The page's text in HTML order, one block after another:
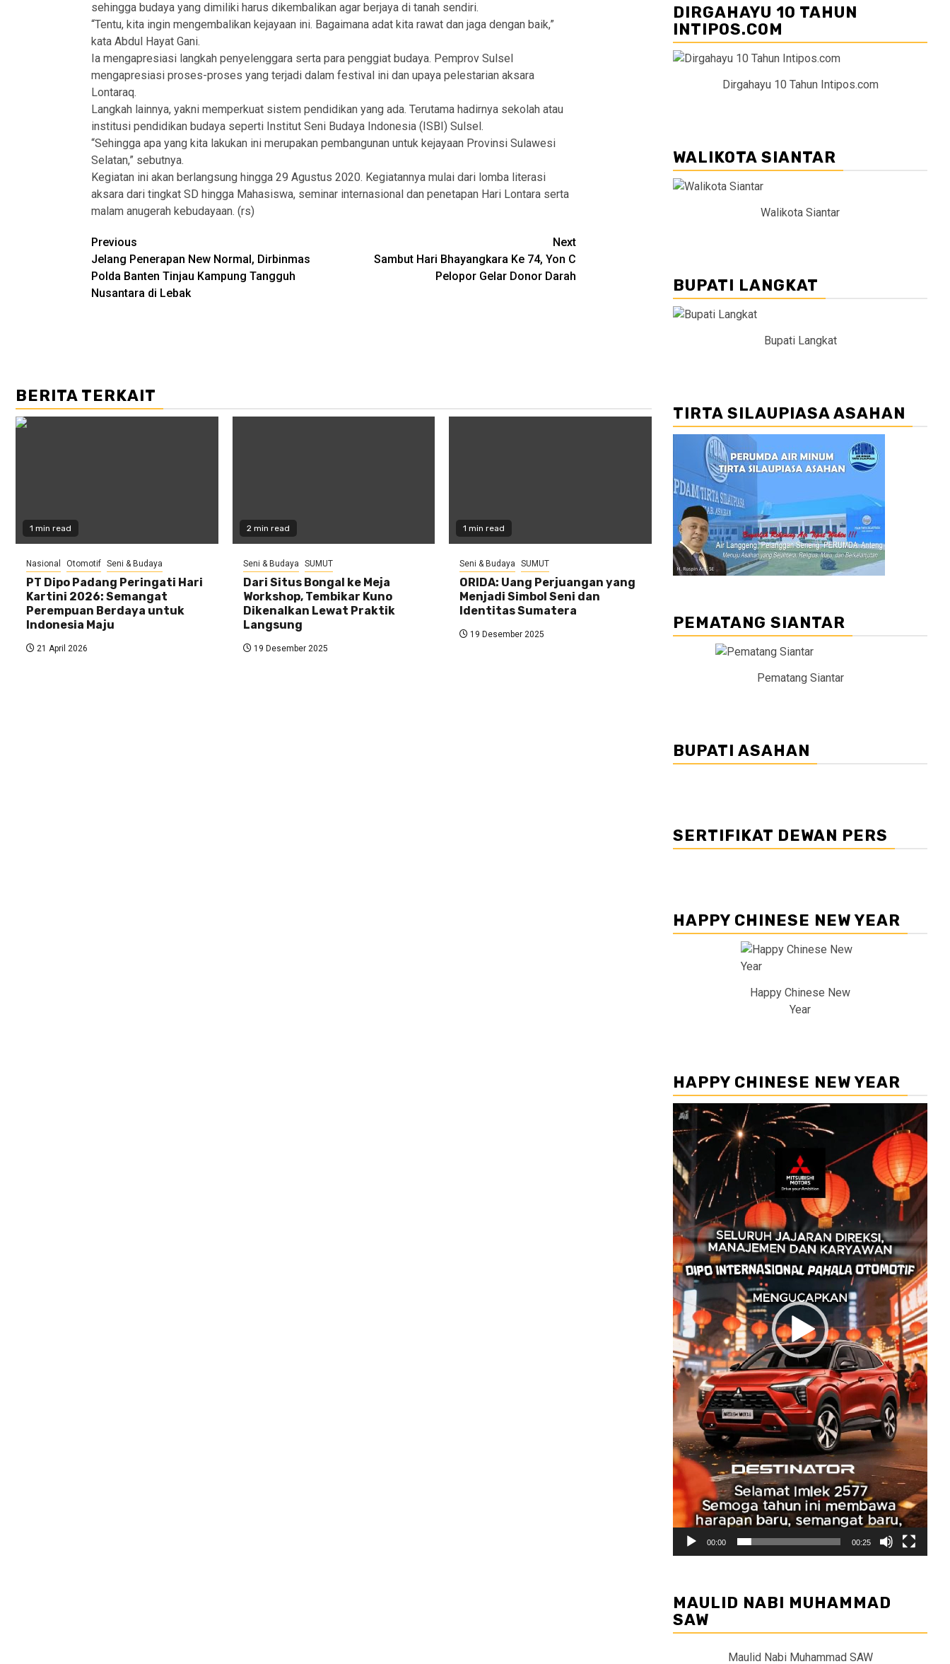
sehingga budaya yang dimiliki harus dikembalikan agar berjaya di tanah sendiri.
“Tentu, kita ingin mengembalikan kejayaan ini. Bagaimana adat kita rawat dan jaga dengan baik,”
kata Abdul Hayat Gani.
Ia mengapresiasi langkah penyelenggara serta para penggiat budaya. Pemprov Sulsel
mengapresiasi proses-proses yang terjadi dalam festival ini dan upaya pelestarian aksara
Lontaraq.
Langkah lainnya, yakni memperkuat sistem pendidikan yang ada. Terutama hadirnya sekolah atau
institusi pendidikan budaya seperti Institut Seni Budaya Indonesia (ISBI) Sulsel.
“Sehingga apa yang kita lakukan ini merupakan pembangunan untuk kejayaan Provinsi Sulawesi
Selatan,” sebutnya.
Kegiatan ini akan berlangsung hingga 29 Agustus 2020. Kegiatannya mulai dari lomba literasi
aksara dari tingkat SD hingga Mahasiswa, seminar internasional dan penetapan Hari Lontara serta
malam anugerah kebudayaan. (rs)
Post
navigation
Previous
Jelang Penerapan New Normal, Dirbinmas
Polda Banten Tinjau Kampung Tangguh
Nusantara di Lebak
Next
Sambut Hari Bhayangkara Ke 74, Yon C
Pelopor Gelar Donor Darah
BERITA TERKAIT
1 min read
Nasional Otomotif Seni & Budaya
PT Dipo Padang Peringati Hari
Kartini 2026: Semangat
Perempuan Berdaya untuk
Indonesia Maju
21 April 2026
2 min read
Seni & Budaya SUMUT
Dari Situs Bongal ke Meja
Workshop, Tembikar Kuno
Dikenalkan Lewat Praktik
Langsung
19 Desember 2025
1 min read
Seni & Budaya SUMUT
ORIDA: Uang Perjuangan yang
Menjadi Simbol Seni dan
Identitas Sumatera
19 Desember 2025
DIRGAHAYU 10 TAHUN
INTIPOS.COM
Dirgahayu 10 Tahun Intipos.com
WALIKOTA SIANTAR
Walikota Siantar
BUPATI LANGKAT
Bupati Langkat
TIRTA SILAUPIASA ASAHAN
PEMATANG SIANTAR
Pematang Siantar
BUPATI ASAHAN
SERTIFIKAT DEWAN PERS
HAPPY CHINESE NEW YEAR
Happy Chinese New
Year
HAPPY CHINESE NEW YEAR
Pemutar
Video
00:00 00:25
MAULID NABI MUHAMMAD
SAW
Maulid Nabi Muhammad SAW